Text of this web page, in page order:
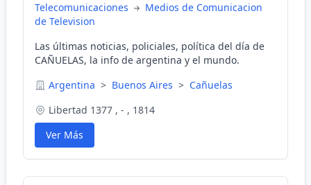
Telecomunicaciones
Medios de Comunicacion
de Television
Las últimas noticias, policiales, política del día de
CAÑUELAS, la info de argentina y el mundo.
Argentina > Buenos Aires > Cañuelas
Libertad 1377 , - , 1814
Ver Más